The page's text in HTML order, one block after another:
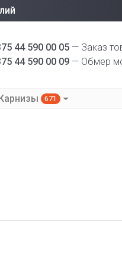
44 590 00 05 — Заказ
44 590 00 09 — Обмер
671